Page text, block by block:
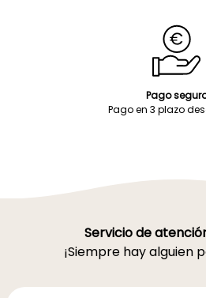
Pago
Pago en 3 plazo
Servicio de
¡Siempre hay alguien